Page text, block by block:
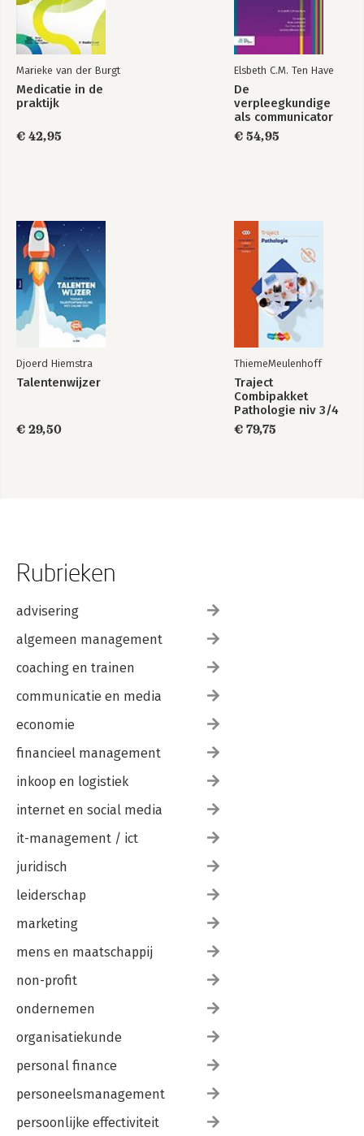
Marieke van der Burgt
Medicatie in de
praktijk
€ 42,95
Elsbeth C.M. Ten Have
De
verpleegkundige
als communicator
€ 54,95
Djoerd Hiemstra
Talentenwijzer
€ 29,50
ThiemeMeulenhoff
Traject
Combipakket
Pathologie niv 3/4
boek en
verwerkingslicentie
€ 79,75
Rubrieken
advisering
algemeen management
coaching en trainen
communicatie en media
economie
financieel management
inkoop en logistiek
internet en social media
it-management / ict
juridisch
leiderschap
marketing
mens en maatschappij
non-profit
ondernemen
organisatiekunde
personal finance
personeelsmanagement
persoonlijke effectiviteit